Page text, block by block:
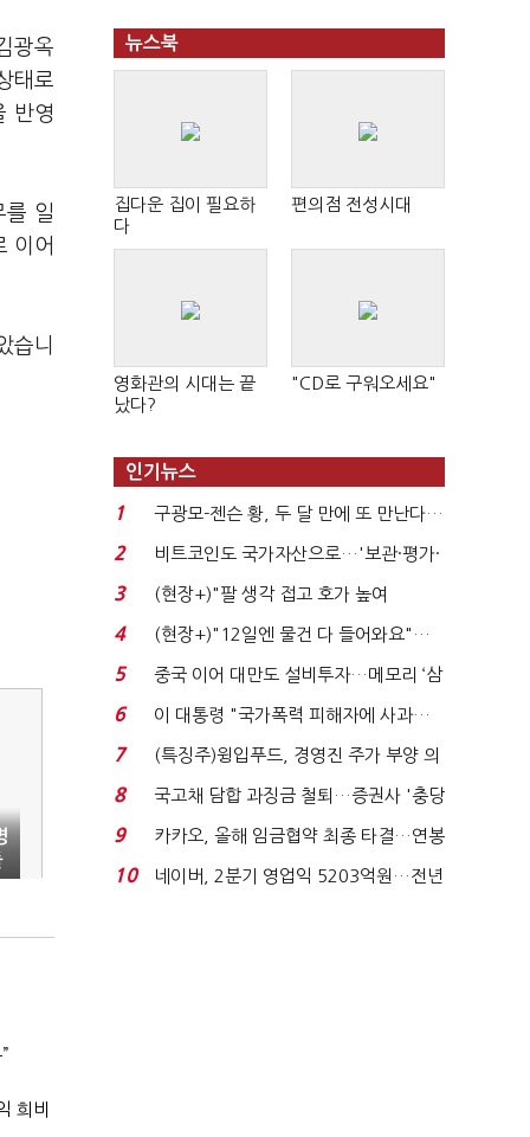
광옥
태로
반영
를 일
이어
습니
희비
뉴스북
집다운 집이 필요하
다
편의점 전성시대
영화관의 시대는 끝
났다?
"CD로 구워오세요"
인기뉴스
1
구광모-젠슨 황, 두 달 만에 또 만난다…
로봇·AI 등 논...
2
비트코인도 국가자산으로…'보관·평가·
처분' 기준은 ...
3
(현장+)"팔 생각 접고 호가 높여
요"…'덜 똘똘한 한 채' 20...
4
(현장+)"12일엔 물건 다 들어와요"…
빈 매대 채우며 문 연 ...
5
중국 이어 대만도 설비투자…메모리 ‘삼
국전쟁’
6
이 대통령 "국가폭력 피해자에 사과…
적극적 조사로 진...
7
(특징주)윙입푸드, 경영진 주가 부양 의
지에 상한가...
8
국고채 담합 과징금 철퇴…증권사 '충당
금 폭탄' 우려...
9
카카오, 올해 임금협약 최종 타결…연봉
6.3% 인상·격려...
10
네이버, 2분기 영업익 5203억원…전년